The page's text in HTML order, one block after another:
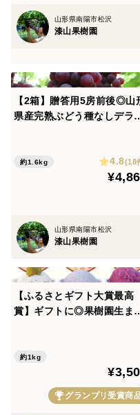
8月中旬頃までには発送
（天候状況により生育
ーーーーーーーーーー
ーーーーーーーーーーー
日頃より皆さまに温か
う、努力を重ねてまいり
ーーーーーーーーーー
ーーーーーーーーーーー
■栽培/生産方法、こだわり
度が高く適度な酸味も
けするため、ハウス内
山形県南陽市松沢
漆山果樹園
【2箱】贈答用5房前後◎山
県産完熟ぶどう種なしデラ
約1.6kg 4.8(18
山形県南陽市松沢
漆山果樹園
【ふるさとギフト大賞最高
賞】ギフトに◎果樹園生ま
約1kg
グランプリ受賞商